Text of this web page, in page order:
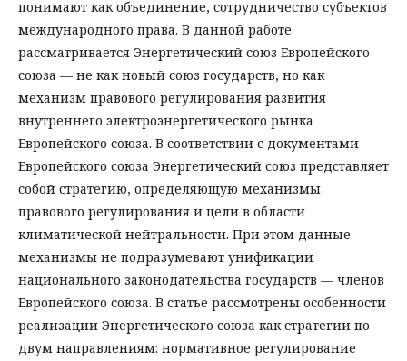
понимают как объединение, сотрудничество субъектов
международного права. В данной работе
рассматривается Энергетический союз Европейского
союза — не как новый союз государств, но как
механизм правового регулирования развития
внутреннего электроэнергетического рынка
Европейского союза. В соответствии с документами
Европейского союза Энергетический союз представляет
собой стратегию, определяющую механизмы
правового регулирования и цели в области
климатической нейтральности. При этом данные
механизмы не подразумевают унификации
национального законодательства государств — членов
Европейского союза. В статье рассмотрены особенности
реализации Энергетического союза как стратегии по
двум направлениям: нормативное регулирование